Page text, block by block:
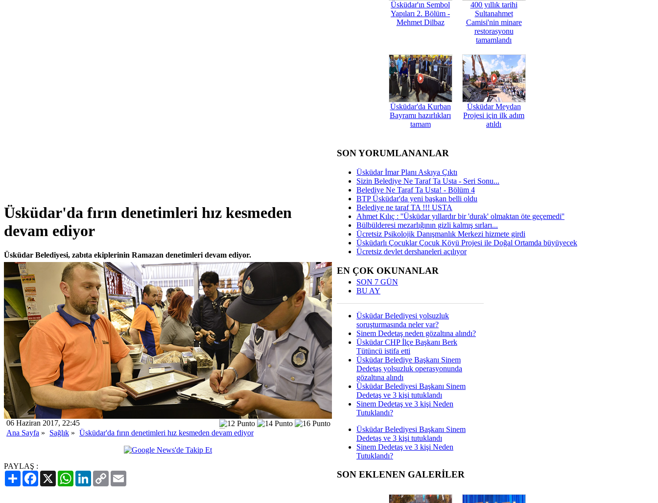
Üsküdar'da fırın denetimleri hız kesmeden
devam ediyor
Üsküdar Belediyesi, zabıta ekiplerinin Ramazan denetimleri devam ediyor.
06 Haziran 2017, 22:45
Ana Sayfa » Sağlık » Üsküdar'da fırın denetimleri hız kesmeden devam ediyor
PAYLAŞ :
PaylaşFacebook
X WhatsAppLinkedIn
Copy
Link
Üsküdar'ın Sembol
Yapıları 2. Bölüm -
Mehmet Dilbaz
400 yıllık tarihi
Sultanahmet
Camisi'nin minare
restorasyonu
tamamlandı
Üsküdar'da Kurban
Bayramı hazırlıkları
tamam
Üsküdar Meydan
Projesi için ilk adım
atıldı
SON YORUMLANANLAR
Üsküdar İmar Planı Askıya Çıktı
Sizin Belediye Ne Taraf Ta Usta - Seri Sonu...
Belediye Ne Taraf Ta Usta! - Bölüm 4
BTP Üsküdar'da yeni başkan belli oldu
Belediye ne taraf TA !!! USTA
Ahmet Kılıç : ''Üsküdar yıllardır bir 'durak' olmaktan öte geçemedi''
Bülbülderesi mezarlığının gizli kalmış sırları...
Ücretsiz Psikolojik Danışmanlık Merkezi hizmete girdi
Üsküdarlı Çocuklar Çocuk Köyü Projesi ile Doğal Ortamda büyüyecek
Ücretsiz devlet dershaneleri açılıyor
EN ÇOK OKUNANLAR
SON 7 GÜN
BU AY
Üsküdar Belediyesi yolsuzluk
soruşturmasında neler var?
Sinem Dedetaş neden gözaltına alındı?
Üsküdar CHP İlçe Başkanı Berk
Tütüncü istifa etti
Üsküdar Belediye Başkanı Sinem
Dedetaş yolsuzluk operasyonunda
gözaltına alındı
Üsküdar Belediyesi Başkanı Sinem
Dedetaş ve 3 kişi tutuklandı
Sinem Dedetaş ve 3 kişi Neden
Tutuklandı?
Üsküdar Belediyesi Başkanı Sinem
Dedetaş ve 3 kişi tutuklandı
Sinem Dedetaş ve 3 kişi Neden
Tutuklandı?
SON EKLENEN GALERİLER